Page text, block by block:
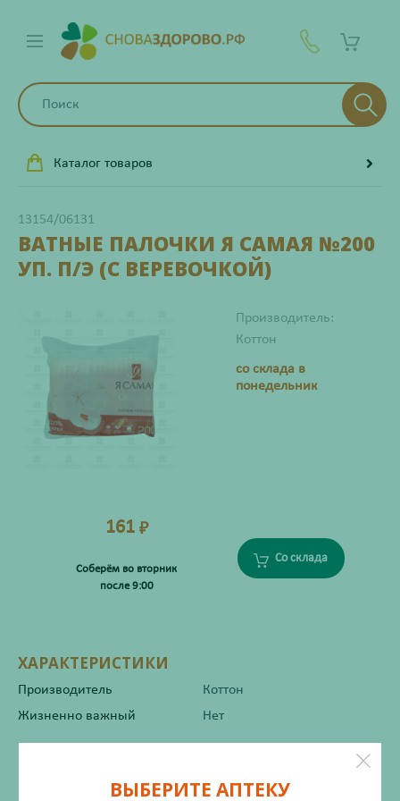
Каталог товаров
13154/06131
ВАТНЫЕ ПАЛОЧКИ Я САМАЯ №200
УП. П/Э (С ВЕРЕВОЧКОЙ)
Производитель:
Коттон
со склада в
понедельник
161 ₽
Соберём во вторник
после 9:00
Со склада
ХАРАКТЕРИСТИКИ
Производитель
Коттон
Жизненно важный
Нет
ВЫБЕРИТЕ АПТЕКУ